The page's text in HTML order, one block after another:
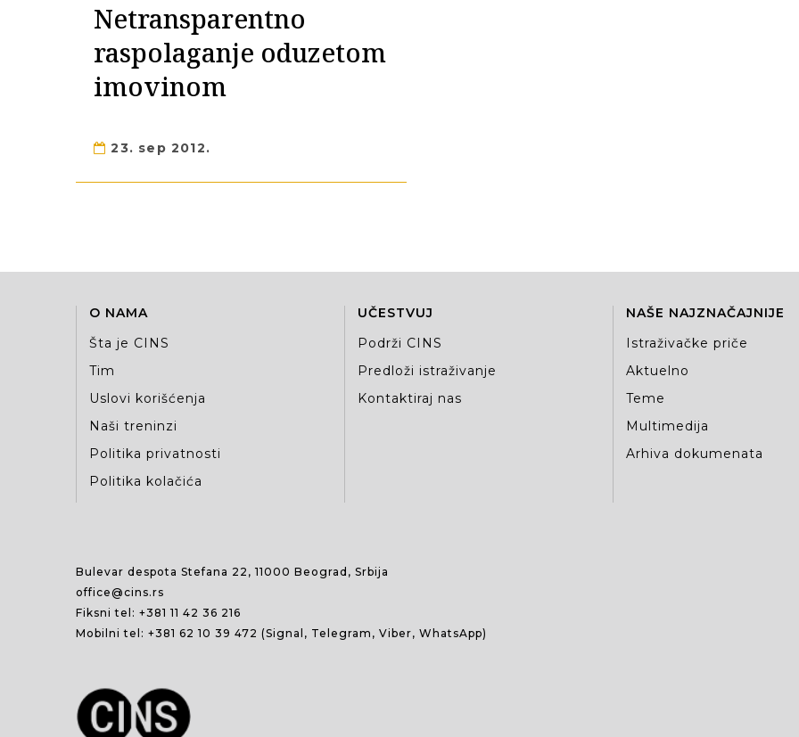
Netransparentno
raspolaganje oduzetom
imovinom
23. sep 2012.
O NAMA
Šta je CINS
Tim
Uslovi korišćenja
Naši treninzi
Politika privatnosti
Politika kolačića
UČESTVUJ
Podrži CINS
Predloži istraživanje
Kontaktiraj nas
NAŠE NAJZNAČAJNIJE
Istraživačke priče
Aktuelno
Teme
Multimedija
Arhiva dokumenata
Bulevar despota Stefana 22, 11000 Beograd, Srbija
office@cins.rs
Fiksni tel: +381 11 42 36 216
Mobilni tel: +381 62 10 39 472 (Signal, Telegram, Viber, WhatsApp)